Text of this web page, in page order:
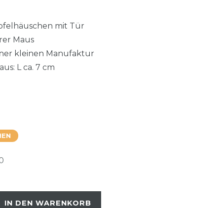
mit Tür
Maus
kleinen Manufaktur
L ca. 7 cm
IN DEN WARENKORB